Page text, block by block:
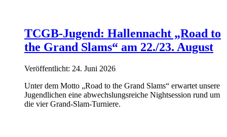
TCGB-Jugend: Hallennacht „Road to
the Grand Slams“ am 22./23. August
Veröffentlicht: 24. Juni 2026
Unter dem Motto „Road to the Grand Slams“ erwartet unsere
Jugendlichen eine abwechslungsreiche Nightsession rund um
die vier Grand-Slam-Turniere.